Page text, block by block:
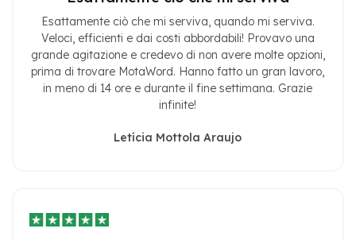
Esattamente ciò che mi serviva, quando mi serviva.
Veloci, efficienti e dai costi abbordabili! Provavo una
grande agitazione e credevo di non avere molte opzioni,
prima di trovare MotaWord. Hanno fatto un gran lavoro,
in meno di 14 ore e durante il fine settimana. Grazie
infinite!
Letícia Mottola Araujo